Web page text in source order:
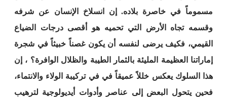
مسموماً في خاصرة بلاده. إن انسلاخ الإنسان عن شرفه
وقسمه تجاه الأرض التي تحميه هو أقصى درجات الضياع
القيمي، فكيف يرضى لنفسه أن يكون غصناً خبيثاً في شجرة
إماراتنا العظيمة المليئة بالثمار الطيبة والظلال الوافرة؟ ، إن
هذا السلوك يعكس خللاً عميقاً في في تركيبة الولاء والانتماء،
فحين يتحول البعض إلى عناصر وأدوات أيديولوجية لترهيب